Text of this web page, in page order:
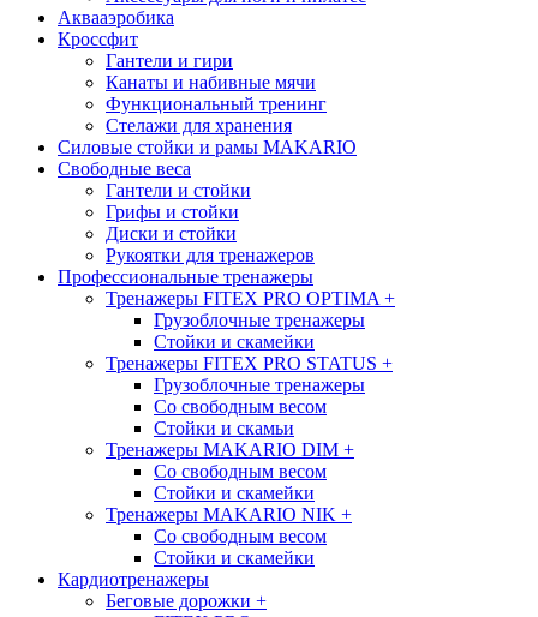
Аквааэробика
Кроссфит
Гантели и гири
Канаты и набивные мячи
Функциональный тренинг
Стелажи для хранения
Силовые стойки и рамы MAKARIO
Свободные веса
Гантели и стойки
Грифы и стойки
Диски и стойки
Рукоятки для тренажеров
Профессиональные тренажеры
Тренажеры FITEX PRO OPTIMA +
Грузоблочные тренажеры
Стойки и скамейки
Тренажеры FITEX PRO STATUS +
Грузоблочные тренажеры
Со свободным весом
Стойки и скамьи
Тренажеры MAKARIO DIM +
Со свободным весом
Стойки и скамейки
Тренажеры MAKARIO NIK +
Со свободным весом
Стойки и скамейки
Кардиотренажеры
Беговые дорожки +